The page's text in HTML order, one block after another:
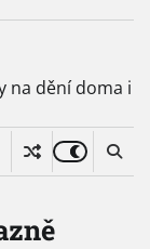
na dění doma i